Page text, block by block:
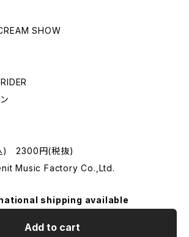
SHOW
) 2300円(税抜)
Music Factory Co.,Ltd.
shipping available
Add to cart